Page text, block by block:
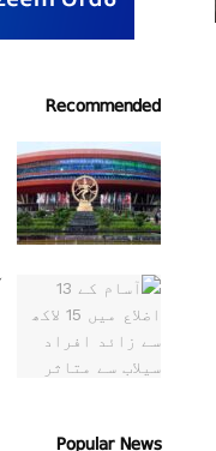
Recommended
Popular News